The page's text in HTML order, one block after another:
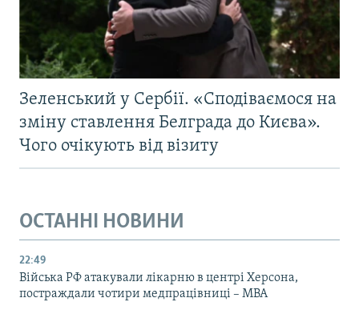
Зеленський у Сербії. «Сподіваємося на
зміну ставлення Белграда до Києва».
Чого очікують від візиту
ОСТАННІ НОВИНИ
22:49
Війська РФ атакували лікарню в центрі Херсона,
постраждали чотири медпрацівниці – МВА